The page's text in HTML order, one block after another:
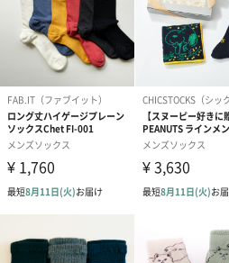
商品詳細情報
素材
綿80％：ナイロン15％
商品オプショ
お届けボックスオプション